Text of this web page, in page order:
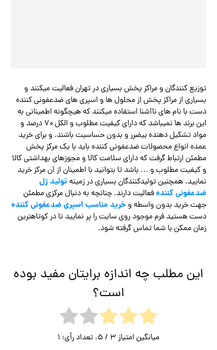
توزیع کنندگان و مراکز پخش بسیاری در تهران فعالیت میکنند و
بسیاری از مراکز پخش از محلول ها و اسپری های ضدعفونی کننده
دست با نام های ناآشنا استفاده میکنند که هیچگونه اطمینانی به
این برند ها نمیباشد که دارای کیفیت مطلوب و الکل ۷۰ درصد و
مواد تشکیل دهنده بیضرر و بدون حساسیت باشند. و برای خرید
عمده انواع محصولات ضدعفونی کننده باید با یک مرکز پخش
مطمئن ارتباط گرفت که دارای سلامت کالا و مجوزهای بهداشتی کالا
و کیفیت مطلوب و … باشد تا بتوانید با اطمینان از آن مرکز خرید
نمایید. همچنین تولیدکنندگان بسیاری در زمینهتولید ژل
ضدعفونی کنندهفعالیت دارند. چنانچه به دنبال مرکزی مطمئن
جهت خرید بدون واسطه و خرید مناسب اسپری ضدعفونی کننده
دست هستید فرم موجود روی سایت را پر نمایید تا در کوتاهترین
زمان ممکن با شما تماس گرفته شود.
این مطلب چه اندازه برایتان مفید بوده
است؟
میانگین امتیاز 3 / 5. تعداد رأی: 1